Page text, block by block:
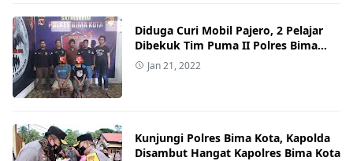
Diduga Curi Mobil Pajero, 2 Pelajar
Dibekuk Tim Puma II Polres Bima
KotaJan 21, 2022
Kunjungi Polres Bima Kota, Kapolda
Disambut Hangat Kapolres Bima Kota